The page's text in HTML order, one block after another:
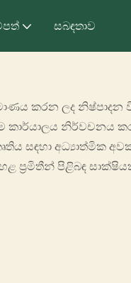
සබඳතාව
කරන ලද නිෂ්පාදන
කාර්යාලය නිර්වචනය
සඳහා අධ්‍යාත්මික
ප්‍රමිතීන් පිළිබඳ